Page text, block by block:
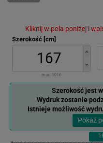
Kliknij w pola poniżej i
Szerokość [cm]
max: 1016
Szerokość jest
Wydruk zostanie
Istnieje możliwość
Pokaż